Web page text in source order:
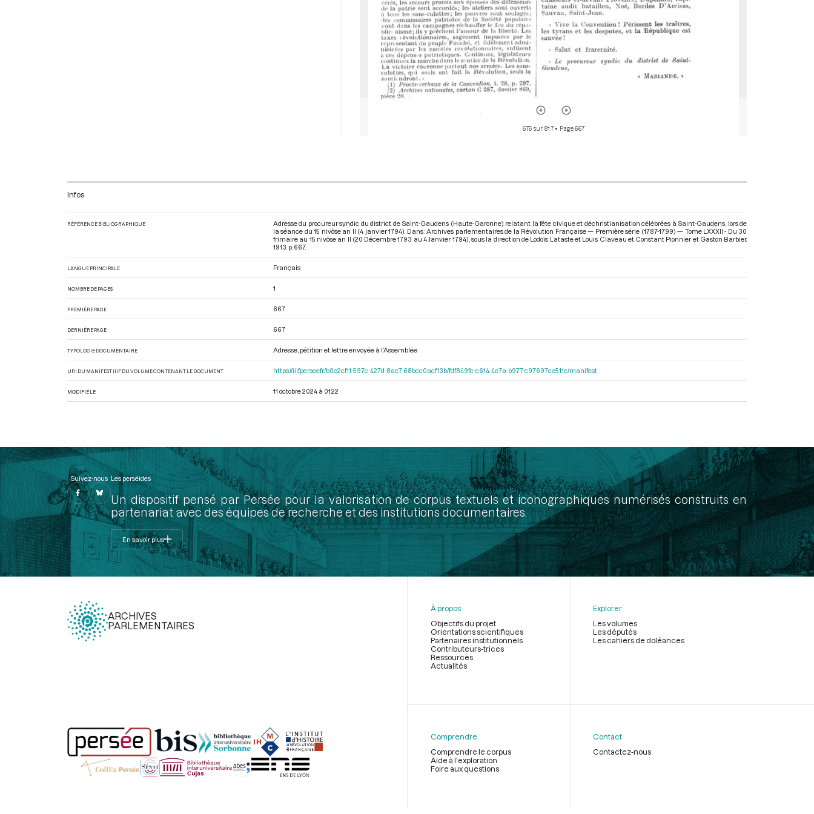
676 sur 817• Page 667
Infos
RÉFÉRENCE BIBLIOGRAPHIQUE
Adresse du procureur syndic du district de Saint-Gaudens (Haute-Garonne) relatant la fête civique et déchristianisation célébrées à Saint-Gaudens, lors de
la séance du 15 nivôse an II (4 janvier 1794). Dans : Archives parlementaires de la Révolution Française — Première série (1787-1799) — Tome LXXXII - Du 30
frimaire au 15 nivôse an II (20 Décembre 1793 au 4 Janvier 1794) , sous la direction de Lodoïs Lataste et Louis Claveau et Constant Pionnier et Gaston Barbier.
1913. p. 667.
LANGUE PRINCIPALE Français
NOMBRE DE PAGES 1
PREMIÈRE PAGE 667
DERNIÈRE PAGE 667
TYPOLOGIE DOCUMENTAIRE Adresse, pétition et lettre envoyée à l’Assemblée
URI DU MANIFEST IIIF DU VOLUME CONTENANT LE DOCUMENT https://iiif.persee.fr/b0e2cf11-597c-427d-8ac7-68bcc0acf13b/fdf849fc-c614-4e7a-b977-c97697ce511c/manifest
MODIFIÉ LE 11 octobre 2024 à 01:22
Suivez-nous Les perséides
Un dispositif pensé par Persée pour la valorisation de corpus textuels et iconographiques numérisés construits en
partenariat avec des équipes de recherche et des institutions documentaires.
En savoir plus
ARCHIVES
PARLEMENTAIRES
page
À propos
Objectifs du projet
Orientations scientifiques
Partenaires institutionnels
Contributeurs-trices
Ressources
Actualités
Explorer
Les volumes
Les députés
Les cahiers de doléances
Comprendre
Comprendre le corpus
Aide à l'exploration
Foire aux questions
Contact
Contactez-nous